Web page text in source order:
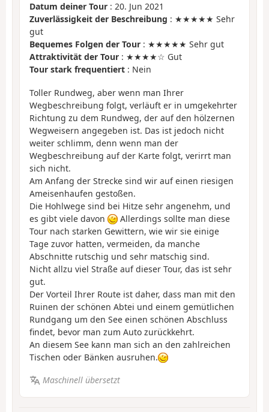
Datum deiner Tour : 20. Jun 2021
Zuverlässigkeit der Beschreibung : ★★★★★ Sehr
gut
Bequemes Folgen der Tour : ★★★★★ Sehr gut
Attraktivität der Tour : ★★★★☆ Gut
Tour stark frequentiert : Nein
Toller Rundweg, aber wenn man Ihrer
Wegbeschreibung folgt, verläuft er in umgekehrter
Richtung zu dem Rundweg, der auf den hölzernen
Wegweisern angegeben ist. Das ist jedoch nicht
weiter schlimm, denn wenn man der
Wegbeschreibung auf der Karte folgt, verirrt man
sich nicht.
Am Anfang der Strecke sind wir auf einen riesigen
Ameisenhaufen gestoßen.
Die Hohlwege sind bei Hitze sehr angenehm, und
es gibt viele davon
Allerdings sollte man diese
Tour nach starken Gewittern, wie wir sie einige
Tage zuvor hatten, vermeiden, da manche
Abschnitte rutschig und sehr matschig sind.
Nicht allzu viel Straße auf dieser Tour, das ist sehr
gut.
Der Vorteil Ihrer Route ist daher, dass man mit den
Ruinen der schönen Abtei und einem gemütlichen
Rundgang um den See einen schönen Abschluss
findet, bevor man zum Auto zurückkehrt.
An diesem See kann man sich an den zahlreichen
Tischen oder Bänken ausruhen.
Maschinell übersetzt